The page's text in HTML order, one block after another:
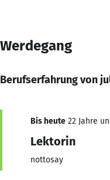
Werdegang
Berufserfahrung von
Bis heute 22 Jahre
Lektorin
nottosay